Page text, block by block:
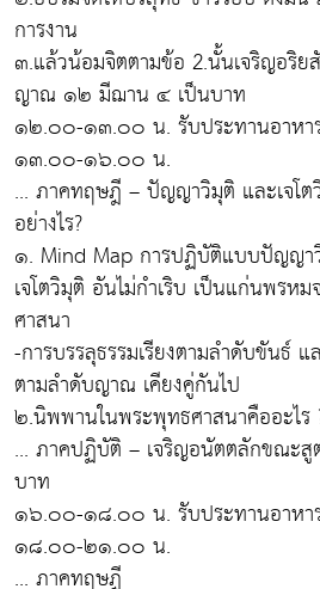
การงาน
๓.แล้วน้อมจิตตามข้อ 2.นั้นเจริญอริ
ญาณ ๑๒ มีฌาน ๔ เป็นบาท
๑๒.๐๐-๑๓.๐๐ น. รับประทานอาหา
๑๓.๐๐-๑๖.๐๐ น.
... ภาคทฤษฎี – ปัญญาวิมุติ และเจโ
อย่างไร?
๑. Mind Map การปฏิบัติแบบปัญญา
เจโตวิมุติ อันไม่กำเริบ เป็นแก่นพรห
ศาสนา
-การบรรลุธรรมเรียงตามลำดับขันธ์ แ
ตามลำดับญาณ เคียงคู่กันไป
๒.นิพพานในพระพุทธศาสนาคืออะไร
... ภาคปฏิบัติ – เจริญอนัตตลักขณะ
บาท
๑๖.๐๐-๑๘.๐๐ น. รับประทานอาหา
๑๘.๐๐-๒๑.๐๐ น.
... ภาคทฤษฎี